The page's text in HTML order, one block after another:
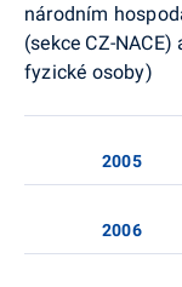
národním
(sekce CZ-
fyzické osoby)
2005
2006